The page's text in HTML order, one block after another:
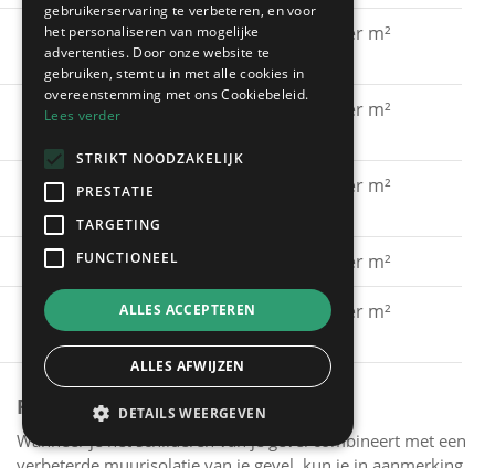
Gevel schilderen met
silicaatverf
€ 15 - € 30 per m²
Gevel schilderen met
€ 20 - € 40 per m²
Gevel schilderen met
spuitkurk
€ 40 - € 60 per m²
Gevel kaleien € 25 - € 40 per m²
Gevel verven met een
primer
€ 15 - € 30 per m²
PREMIES
Wanneer je het schilderen van je gevel combineert met een
gebruikerservaring te verbeteren, en voor
het personaliseren van mogelijke
advertenties. Door onze website te
gebruiken, stemt u in met alle cookies in
overeenstemming met ons Cookiebeleid.
Lees verder
STRIKT NOODZAKELIJK
PRESTATIE
TARGETING
FUNCTIONEEL
ALLES ACCEPTEREN
ALLES AFWIJZEN
DETAILS WEERGEVEN